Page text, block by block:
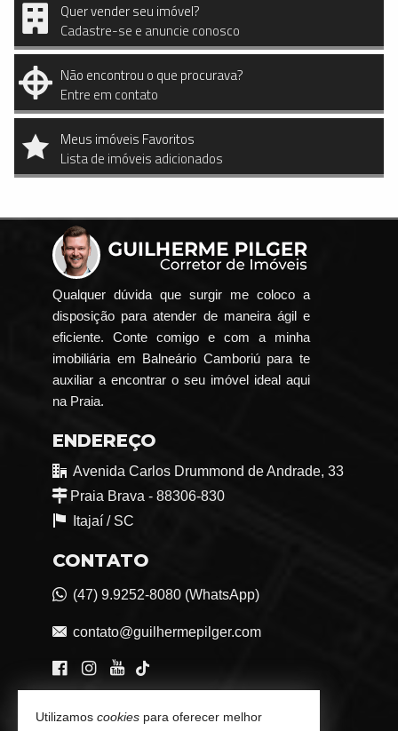
Quer vender seu imóvel?
Cadastre-se e anuncie conosco
Não encontrou o que procurava?
Entre em contato
Meus imóveis Favoritos
Lista de imóveis adicionados
Qualquer dúvida que surgir me coloco a
disposição para atender de maneira ágil e
eficiente. Conte comigo e com a minha
imobiliária em Balneário Camboriú para te
auxiliar a encontrar o seu imóvel ideal aqui
na Praia.
ENDEREÇO
Avenida Carlos Drummond de Andrade, 33
Praia Brava - 88306-830
Itajaí / SC
CONTATO
(47) 9.9252-8080 (WhatsApp)
contato@guilhermepilger.com
VEJA MAIS
Utilizamos cookies para oferecer melhor